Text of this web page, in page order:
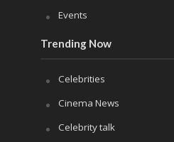
Events
Trending Now
Celebrities
Cinema News
Celebrity talk